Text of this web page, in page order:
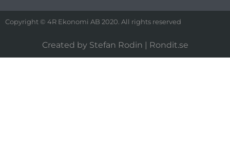
Copyright © 4R Ekonomi AB 2020. All rights reserved
Created by Stefan Rodin | Rondit.se